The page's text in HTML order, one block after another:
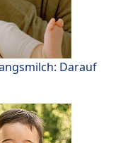
Darauf